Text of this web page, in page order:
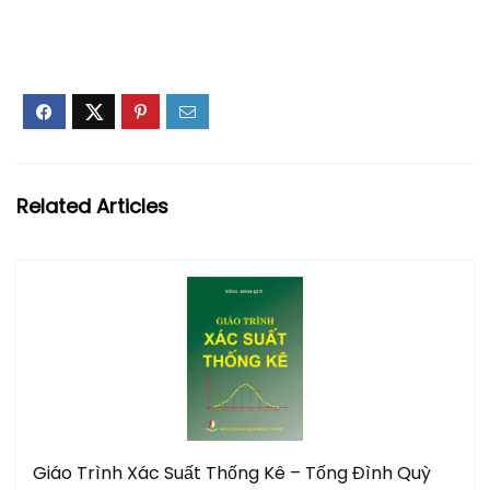
Related Articles
Giáo Trình Xác Suất Thống Kê – Tống Đình Quỳ